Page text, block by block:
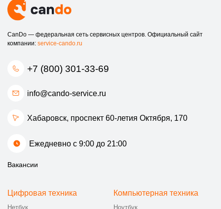
CanDo — федеральная сеть сервисных центров. Официальный сайт
компании: service-cando.ru
+7 (800) 301-33-69
info@cando-service.ru
Хабаровск, проспект 60-летия Октября, 170
Ежедневно с 9:00 до 21:00
Вакансии
Цифровая техника
Нетбук
Компьютерная техника
Ноутбук